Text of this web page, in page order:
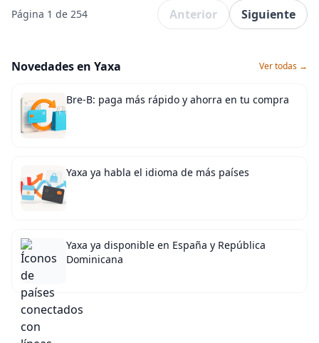
Página 1 de 254 Anterior Siguiente
Novedades en Yaxa Ver todas →
Bre-B: paga más rápido y ahorra en tu compra
Yaxa ya habla el idioma de más países
Yaxa ya disponible en España y República
Dominicana